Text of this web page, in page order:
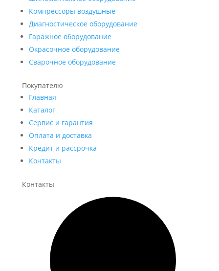
Компрессоры воздушные
Диагностическое оборудование
Гаражное оборудование
Окрасочное оборудование
Сварочное оборудование
Покупателю
Главная
Каталог
Сервис и гарантия
Оплата и доставка
Кредит и рассрочка
Контакты
Контакты